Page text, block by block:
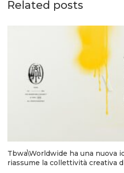
Related posts
Tbwa\Worldwide ha una nuova
riassume la collettività creativa